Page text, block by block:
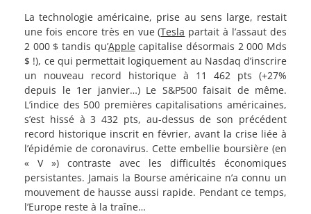
La technologie américaine, prise au sens large, restait
une fois encore très en vue (Tesla partait à l’assaut des
2 000 $ tandis qu’Applecapitalise désormais 2 000 Mds
$ !), ce qui permettait logiquement au Nasdaq d’inscrire
un nouveau record historique à 11 462 pts (+27%
depuis le 1er janvier…) Le S&P500 faisait de même.
L’indice des 500 premières capitalisations américaines,
s’est hissé à 3 432 pts, au-dessus de son précédent
record historique inscrit en février, avant la crise liée à
l’épidémie de coronavirus. Cette embellie boursière (en
« V ») contraste avec les difficultés économiques
persistantes. Jamais la Bourse américaine n’a connu un
mouvement de hausse aussi rapide. Pendant ce temps,
l’Europe reste à la traîne…